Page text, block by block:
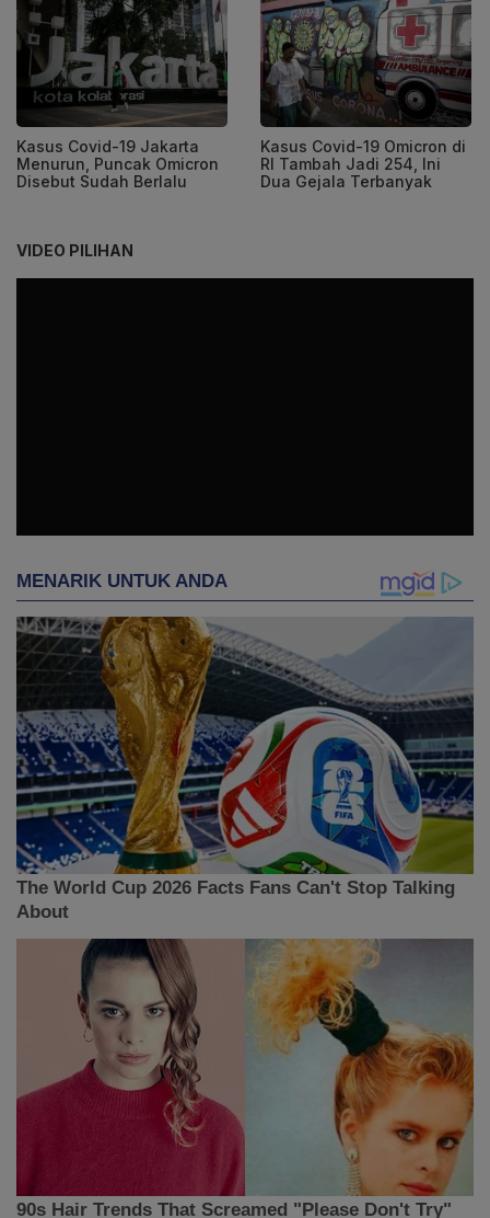
Kasus Covid-19 Jakarta
Menurun, Puncak Omicron
Disebut Sudah Berlalu
Kasus Covid-19 Omicron di
RI Tambah Jadi 254, Ini
Dua Gejala Terbanyak
VIDEO PILIHAN